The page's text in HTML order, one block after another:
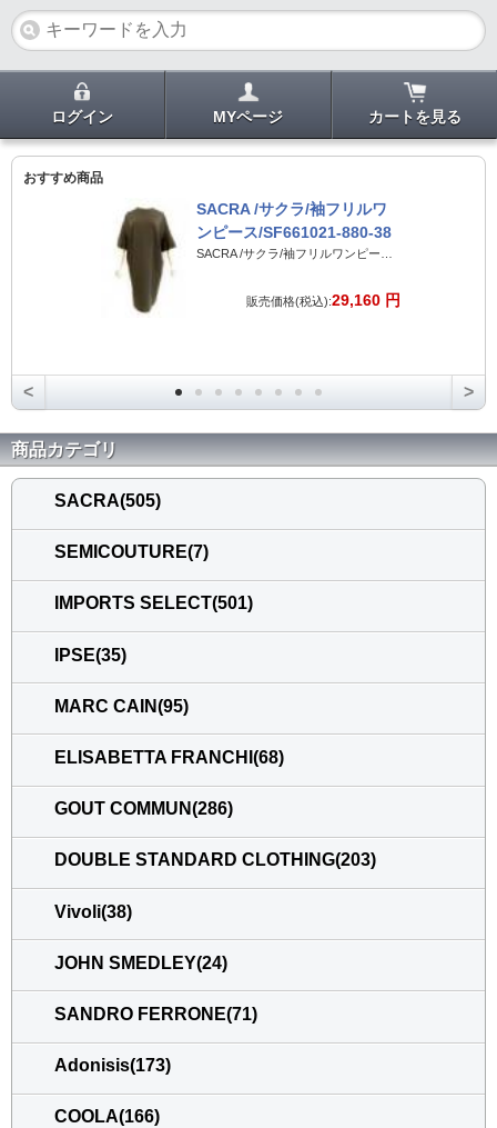
ログイン MYページ カートを見る
おすすめ商品
SACRA /サクラ/袖フリルワ
ンピース/SF661021-880-38
販売価格(税込):29,160 円
< >
商品カテゴリ
SACRA(505)
SEMICOUTURE(7)
IMPORTS SELECT(501)
IPSE(35)
MARC CAIN(95)
ELISABETTA FRANCHI(68)
GOUT COMMUN(286)
DOUBLE STANDARD CLOTHING(203)
Vivoli(38)
JOHN SMEDLEY(24)
SANDRO FERRONE(71)
Adonisis(173)
COOLA(166)